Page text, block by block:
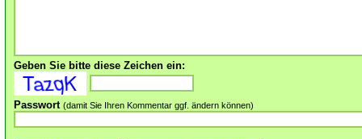
Geben Sie bitte diese Zeichen ein:
Passwort (damit Sie Ihren Kommentar ggf. ändern können)